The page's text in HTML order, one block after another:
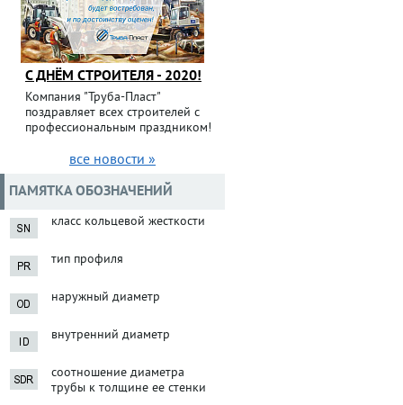
С ДНЁМ СТРОИТЕЛЯ - 2020!
Компания "Труба-Пласт"
поздравляет всех строителей с
профессиональным праздником!
все новости »
ПАМЯТКА ОБОЗНАЧЕНИЙ
класс кольцевой жесткости
тип профиля
наружный диаметр
внутренний диаметр
соотношение диаметра
трубы к толщине ее стенки